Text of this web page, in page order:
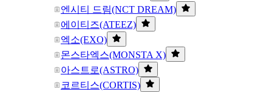
엔시티 드림(NCT DREAM)
에이티즈(ATEEZ)
엑소(EXO)
몬스타엑스(MONSTA X)
아스트로(ASTRO)
코르티스(CORTIS)